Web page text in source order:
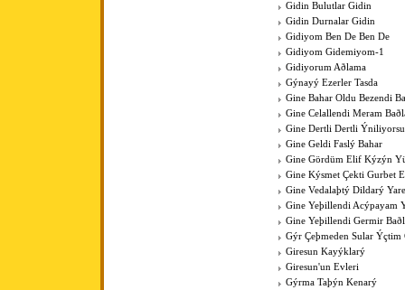
Gidin Bulutlar Gidin
Gidin Durnalar Gidin
Gidiyom Ben De Ben De
Gidiyom Gidemiyom-1
Gidiyorum Aðlama
Gýnayý Ezerler Tasda
Gine Bahar Oldu Bezendi
Gine Celallendi Meram
Gine Dertli Dertli
Gine Geldi Faslý Bahar
Gine Gördüm Elif Kýzýn
Gine Kýsmet Çekti Gurbet
Gine Vedalaþtý Dildarý
Gine Yeþillendi Acýpayam
Gine Yeþillendi Germir
Gýr Çeþmeden Sular Ýçtim
Giresun Kayýklarý
Giresun'un Evleri
Gýrma Taþýn Kenarý